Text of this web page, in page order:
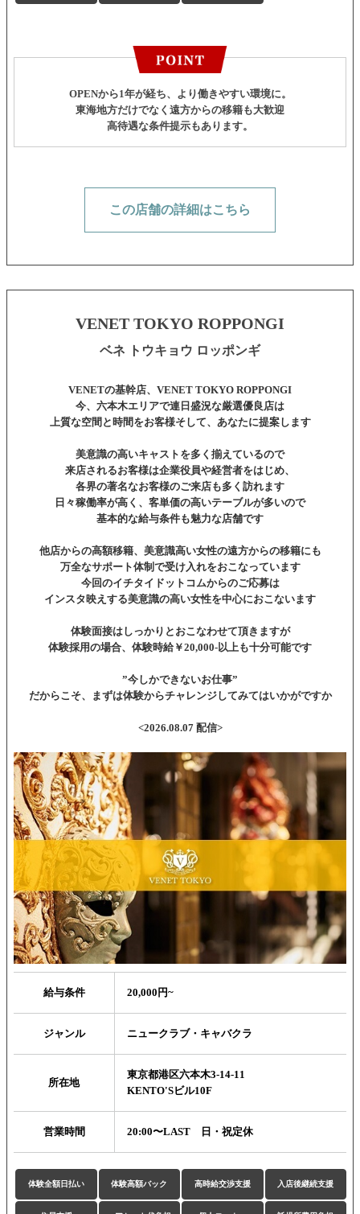
OPENから1年が経ち、より働きやすい環境に。
東海地方だけでなく遠方からの移籍も大歓迎
高待遇な条件提示もあります。
この店舗の詳細はこちら
VENET TOKYO ROPPONGI
ベネ トウキョウ ロッポンギ
VENETの基幹店、VENET TOKYO ROPPONGI
今、六本木エリアで連日盛況な厳選優良店は
上質な空間と時間をお客様そして、あなたに提案します
美意識の高いキャストを多く揃えているので
来店されるお客様は企業役員や経営者をはじめ、
各界の著名なお客様のご来店も多く訪れます
日々稼働率が高く、客単価の高いテーブルが多いので
基本的な給与条件も魅力な店舗です
他店からの高額移籍、美意識高い女性の遠方からの移籍にも
万全なサポート体制で受け入れをおこなっています
今回のイチタイドットコムからのご応募は
インスタ映えする美意識の高い女性を中心におこないます
体験面接はしっかりとおこなわせて頂きますが
体験採用の場合、体験時給￥20,000-以上も十分可能です
”今しかできないお仕事”
だからこそ、まずは体験からチャレンジしてみてはいかがですか
<2026.08.07 配信>
給与条件 20,000円~
ジャンル ニュークラブ・キャバクラ
所在地
東京都港区六本木3-14-11
KENTO'Sビル10F
営業時間 20:00〜LAST 日・祝定休
体験全額日払い 体験高額バック 高時給交渉支援 入店後継続支援